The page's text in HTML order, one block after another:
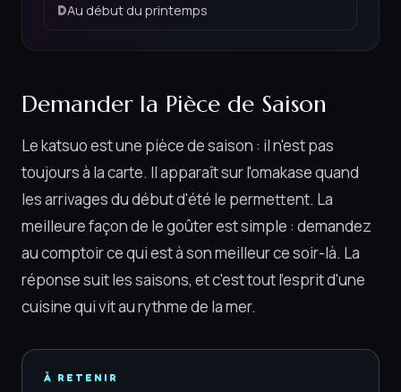
DAu début du printemps
Demander la Pièce de Saison
Le katsuo est une pièce de saison : il n'est pas
toujours à la carte. Il apparaît sur l'omakase quand
les arrivages du début d'été le permettent. La
meilleure façon de le goûter est simple : demandez
au comptoir ce qui est à son meilleur ce soir-là. La
réponse suit les saisons, et c'est tout l'esprit d'une
cuisine qui vit au rythme de la mer.
À RETENIR